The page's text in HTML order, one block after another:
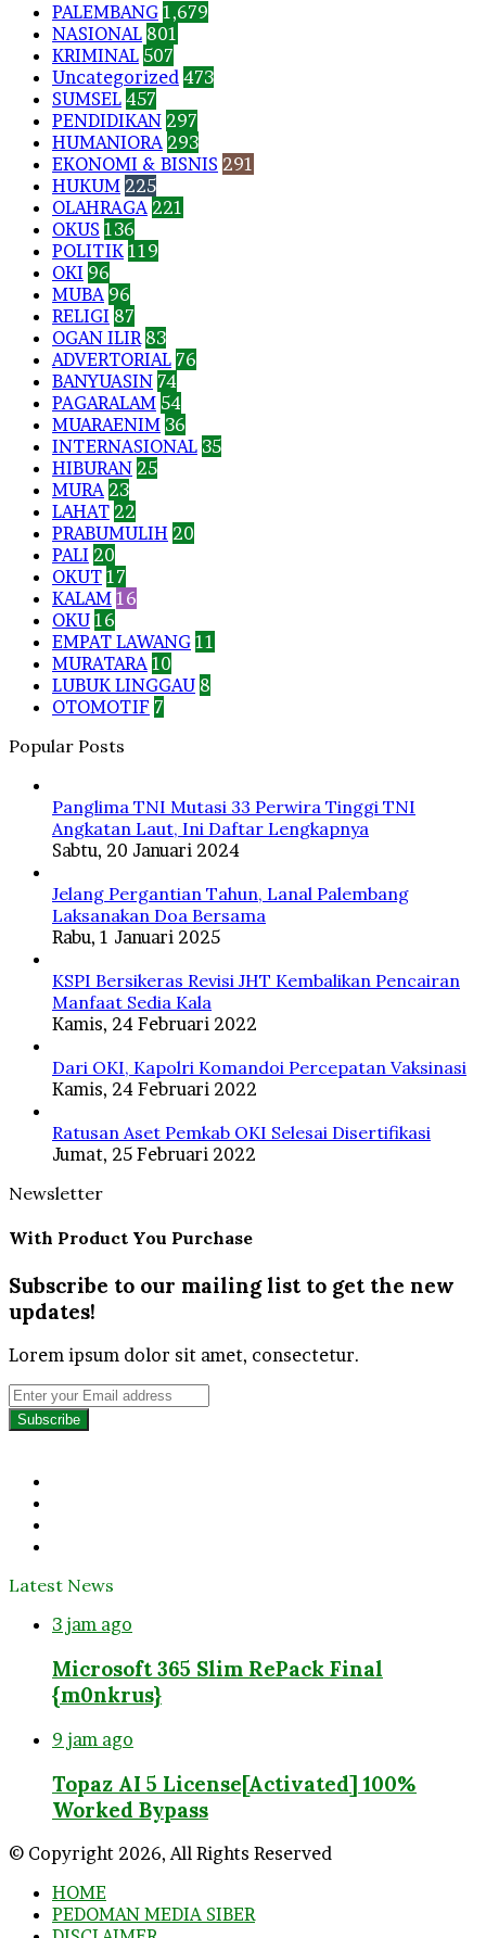
PALEMBANG 1,679
NASIONAL 801
KRIMINAL 507
Uncategorized 473
SUMSEL 457
PENDIDIKAN 297
HUMANIORA 293
EKONOMI & BISNIS 291
HUKUM 225
OLAHRAGA 221
OKUS 136
POLITIK 119
OKI 96
MUBA 96
RELIGI 87
OGAN ILIR 83
ADVERTORIAL 76
BANYUASIN 74
PAGARALAM 54
MUARAENIM 36
INTERNASIONAL 35
HIBURAN 25
MURA 23
LAHAT 22
PRABUMULIH 20
PALI 20
OKUT 17
KALAM 16
OKU 16
EMPAT LAWANG 11
MURATARA 10
LUBUK LINGGAU 8
OTOMOTIF 7
Popular Posts
Panglima TNI Mutasi 33 Perwira Tinggi TNI
Angkatan Laut, Ini Daftar Lengkapnya
Sabtu, 20 Januari 2024
Jelang Pergantian Tahun, Lanal Palembang
Laksanakan Doa Bersama
Rabu, 1 Januari 2025
KSPI Bersikeras Revisi JHT Kembalikan Pencairan
Manfaat Sedia Kala
Kamis, 24 Februari 2022
Dari OKI, Kapolri Komandoi Percepatan Vaksinasi
Kamis, 24 Februari 2022
Ratusan Aset Pemkab OKI Selesai Disertifikasi
Jumat, 25 Februari 2022
Newsletter
With Product You Purchase
Subscribe to our mailing list to get the new
updates!
Lorem ipsum dolor sit amet, consectetur.
Enter
your
Email
Latest News
3 jam ago
Microsoft 365 Slim RePack Final
{m0nkrus}
9 jam ago
Topaz AI 5 License[Activated] 100%
Worked Bypass
© Copyright 2026, All Rights Reserved
HOME
PEDOMAN MEDIA SIBER